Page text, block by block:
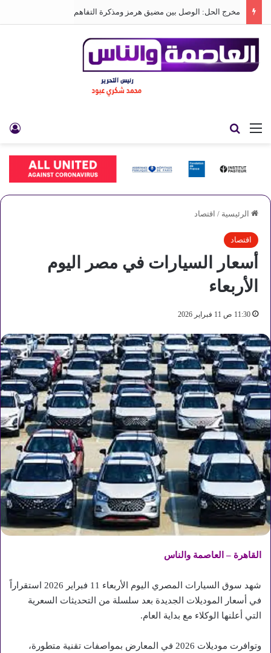
مخرج الحل: الوصل بين مضيق هرمز ومذكرة التفاهم
القائمة
الرئيسية / اقتصاد
اقتصاد
أسعار السيارات في مصر اليوم
الأربعاء
11:30 ص 11 فبراير 2026
القاهرة – العاصمة والناس
شهد سوق السيارات المصري اليوم الأربعاء 11 فبراير 2026 استقراراً
في أسعار الموديلات الجديدة بعد سلسلة من التحديثات السعرية
التي أعلنها الوكلاء مع بداية العام.
وتوافرت موديلات 2026 في المعارض بمواصفات تقنية متطورة،